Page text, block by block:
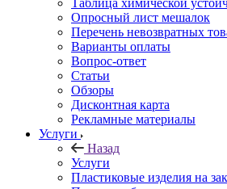
Таблица химической
Опросный лист мешалок
Перечень невозвратных
Варианты оплаты
Вопрос-ответ
Статьи
Обзоры
Дисконтная карта
Рекламные материалы
Услуги
Назад
Услуги
Пластиковые изделия на